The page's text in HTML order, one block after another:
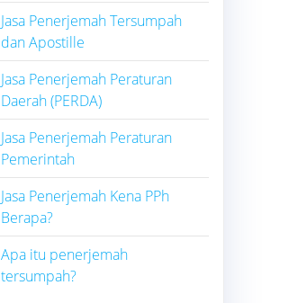
Jasa Penerjemah Tersumpah
dan Apostille
Jasa Penerjemah Peraturan
Daerah (PERDA)
Jasa Penerjemah Peraturan
Pemerintah
Jasa Penerjemah Kena PPh
Berapa?
Apa itu penerjemah
tersumpah?